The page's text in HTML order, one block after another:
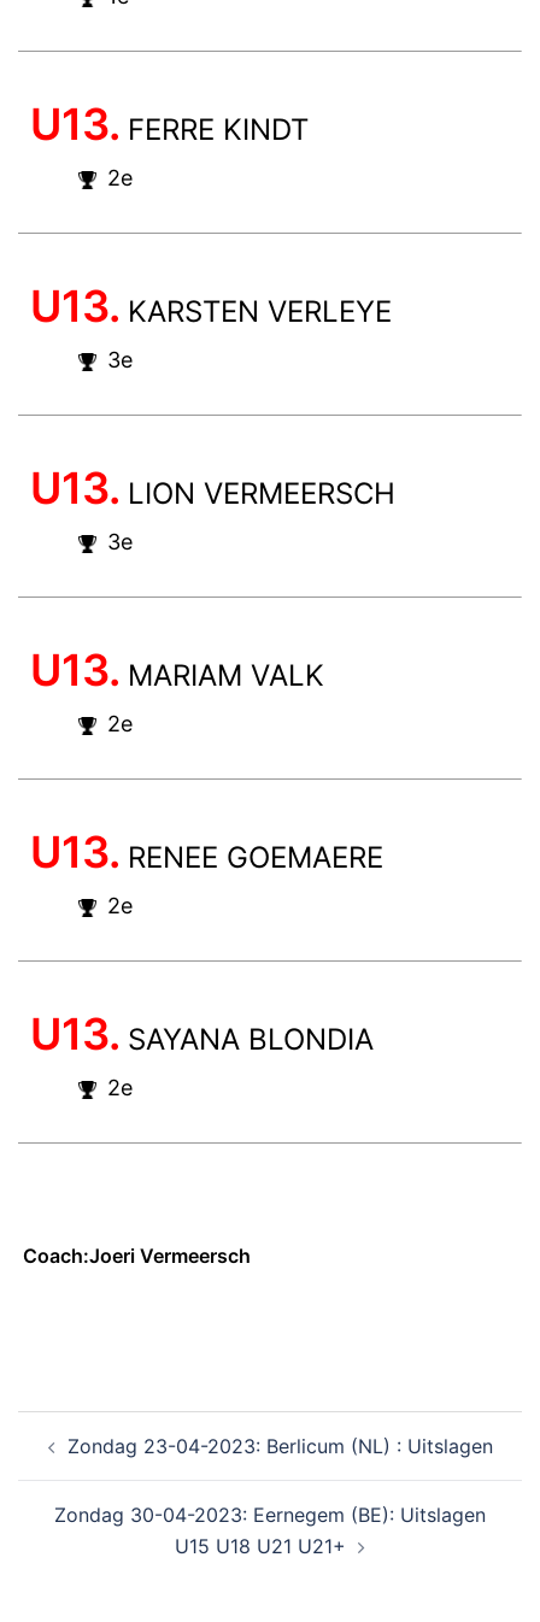
U13. FERRE KINDT
2e
U13. KARSTEN VERLEYE
3e
U13. LION VERMEERSCH
3e
U13. MARIAM VALK
2e
U13. RENEE GOEMAERE
2e
U13. SAYANA BLONDIA
2e
Coach:Joeri Vermeersch
Zondag 23-04-2023: Berlicum (NL) : Uitslagen
Zondag 30-04-2023: Eernegem (BE): Uitslagen
U15 U18 U21 U21+